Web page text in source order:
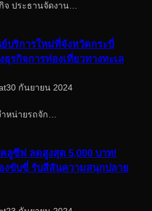
จ ประธานจัดงาน…
บริการใหม่ที่จังหวัดกระบี่
รกิจการท่องเที่ยวทางทะเล
30 กันยายน 2024
หน่ายรถจัก…
ลูซีฟ ลดสูงสุด 5,000 บาท!
ขับขี่ รับสีสันความสนุกปลาย